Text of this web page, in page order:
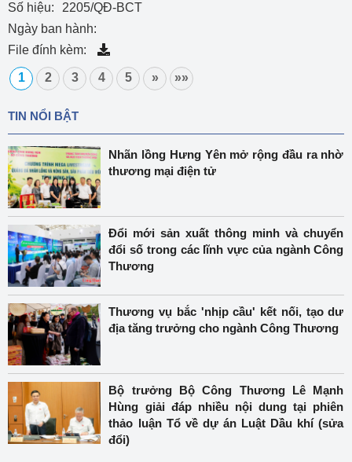
Số hiệu:
2205/QĐ-BCT
Ngày ban hành:
File đính kèm:
1 2 3 4 5 » »»
TIN NỔI BẬT
Nhãn lồng Hưng Yên mở rộng đầu ra nhờ
thương mại điện tử
Đổi mới sản xuất thông minh và chuyển
đổi số trong các lĩnh vực của ngành Công
Thương
Thương vụ bắc 'nhịp cầu' kết nối, tạo dư
địa tăng trưởng cho ngành Công Thương
Bộ trưởng Bộ Công Thương Lê Mạnh
Hùng giải đáp nhiều nội dung tại phiên
thảo luận Tổ về dự án Luật Dầu khí (sửa
đổi)